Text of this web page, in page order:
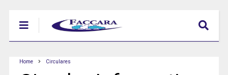
Home Circulares